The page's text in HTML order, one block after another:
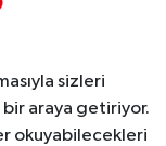
sizleri
araya getiriyor.
okuyabilecekleri